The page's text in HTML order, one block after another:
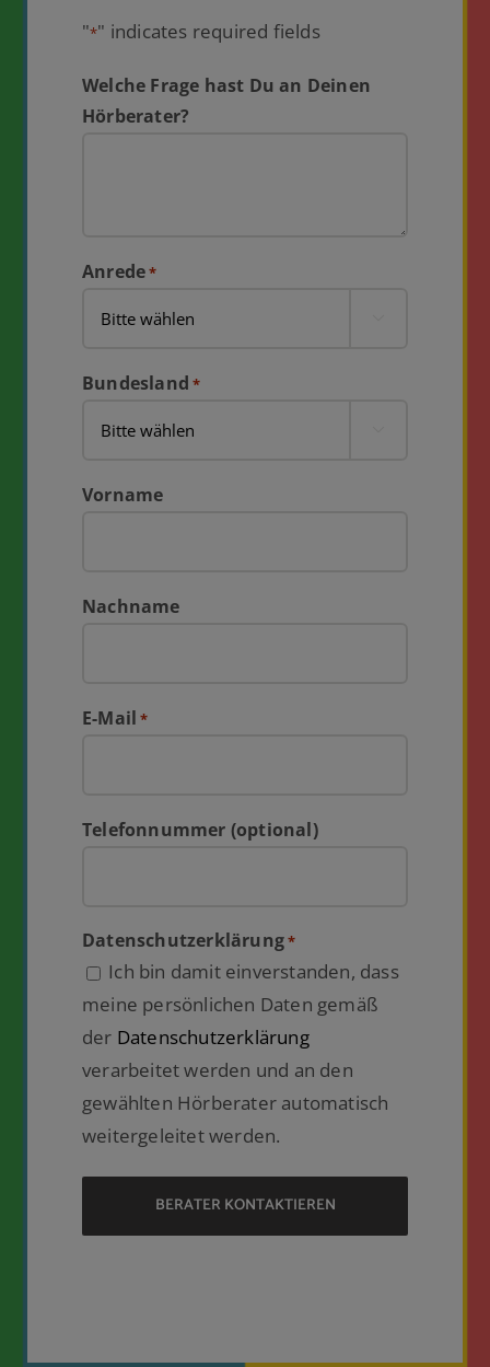
"*" indicates required fields
Welche Frage hast Du an Deinen
Hörberater?
Anrede*
Bundesland *
Vorname
Nachname
E-Mail *
Telefonnummer (optional)
Datenschutzerklärung*
Ich bin damit einverstanden, dass
meine persönlichen Daten gemäß
der Datenschutzerklärung
verarbeitet werden und an den
gewählten Hörberater automatisch
weitergeleitet werden.